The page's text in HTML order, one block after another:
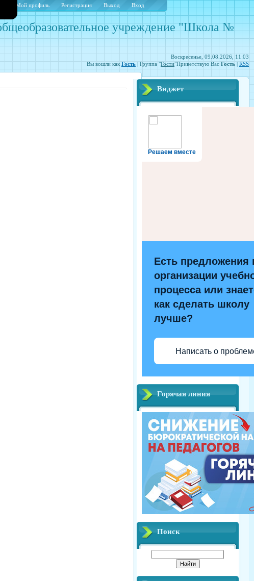
Воскресенье, 09.08.2026, 11:03
Вы вошли как Гость | Группа "Гости"Приветствую Вас Гость RSS
учреждение "Школа №
Мой профиль Регистрация Выход Вход
Виджет
Решаем вместе
Есть предложения
организации
процесса или
как сделать школу
лучше?
Написать о
Горячая линия
Поиск